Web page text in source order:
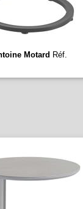
Motard Réf.